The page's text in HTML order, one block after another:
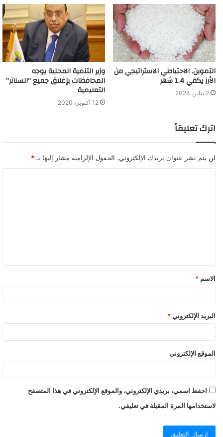
التموين. الاحتياطي الاستراتيجي من
الأرز يكفي 1.4 شهر
2 يناير، 2024
وزير التنمية المحلية يوجه
المحافظات بإغلاق جميع “السناتر”
التعليمية
12 أكتوبر، 2020
اترك تعليقاً
لن يتم نشر عنوان بريدك الإلكتروني. الحقول الإلزامية مشار إليها بـ *
الاسم *
البريد الإلكتروني *
الموقع الإلكتروني
احفظ اسمي، بريدي الإلكتروني، والموقع الإلكتروني في هذا المتصفح
لاستخدامها المرة المقبلة في تعليقي.